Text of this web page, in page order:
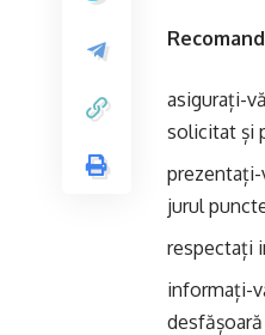
asigurați-
solicitat și
prezentați-
jurul
respectați
informați-